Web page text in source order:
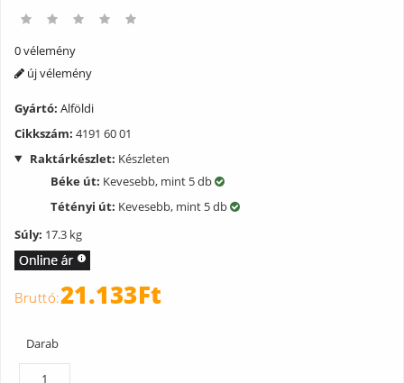
kell a kemény fémek karcoló hatásától (tehát pl. fémszemcse tartalmú
kerámia fenti előnyei mellett egy nagy hátránnyal bír: rideg és emiatt
törékeny, ezért óvni kell a hirtelen mechanikai hatásoktól, ütésektől,
termék törését eredményezheti. Az ilyen, nem rendeltetésszerű
használat (pl. bármilyen tárgy termékbe történő beleejtése) során
0 vélemény
új vélemény
Gyártó: Alföldi
Cikkszám: 4191 60 01
Raktárkészlet: Készleten
Béke út: Kevesebb, mint 5 db
Tétényi út: Kevesebb, mint 5 db
Súly: 17.3 kg
21.133Ft
Darab